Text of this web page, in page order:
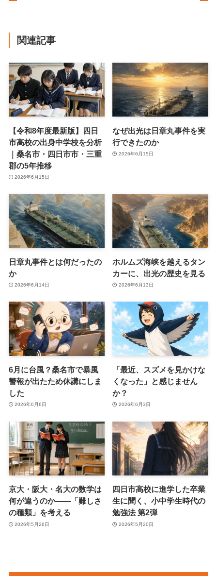
関連記事
【令和8年度最新版】四日
市高校の出身中学校を分析
｜桑名市・四日市市・三重
郡の5年推移
2026年6月15日
なぜ出光は日章丸事件を実
行できたのか
2026年6月15日
日章丸事件とは何だったの
か
2026年6月14日
ホルムズ海峡を越えるタン
カーに、出光の歴史を見る
2026年6月13日
6月に台風？桑名市で暴風
警報が出たため休講にしま
した
2026年6月6日
「最近、スズメを見かけな
くなった」と感じません
か？
2026年6月3日
京大・阪大・名大の数学は
何が違うのか――「難しさ
の種類」を考える
2026年5月26日
四日市高校に進学した卒業
生に聞く、小中学生時代の
勉強法 第2弾
2026年5月20日